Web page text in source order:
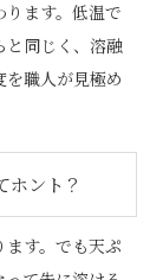
ます。低温で
と同じく、溶融
職人が見極め
ホント？
す。でも天ぷ